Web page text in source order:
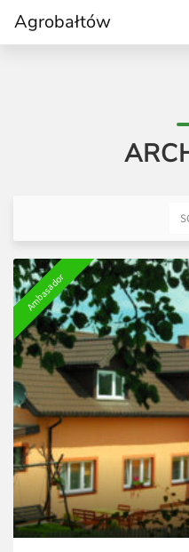
Agrobałtów
Ambasador